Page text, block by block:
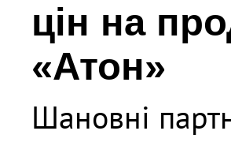
цін на
«Атон»
Шановні